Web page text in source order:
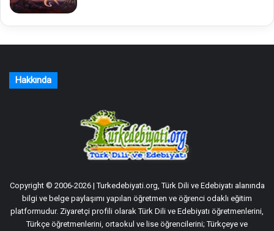
Hakkında
Copyright © 2006-2026 | Turkedebiyati.org, Türk Dili ve Edebiyatı alanında
bilgi ve belge paylaşımı yapılan öğretmen ve öğrenci odaklı eğitim
platformudur. Ziyaretçi profili olarak Türk Dili ve Edebiyatı öğretmenlerini,
Türkçe öğretmenlerini, ortaokul ve lise öğrencilerini; Türkçeye ve